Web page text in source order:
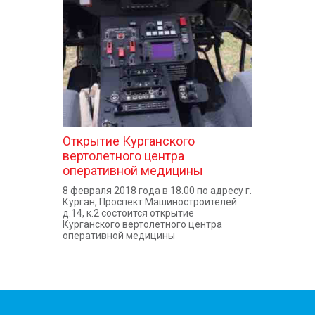
Открытие Курганского
вертолетного центра
оперативной медицины
8 февраля 2018 года в 18.00 по адресу г.
Курган, Проспект Машиностроителей
д.14, к.2 состоится открытие
Курганского вертолетного центра
оперативной медицины